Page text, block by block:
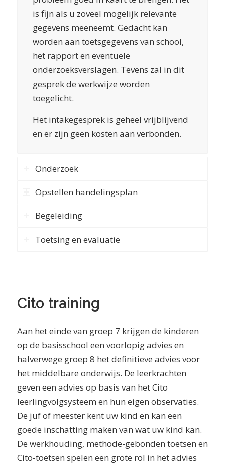
is fijn als u zoveel mogelijk relevante
gegevens meeneemt. Gedacht kan
worden aan toetsgegevens van school,
het rapport en eventuele
onderzoeksverslagen. Tevens zal in dit
gesprek de werkwijze worden
toegelicht.
Het intakegesprek is geheel vrijblijvend
en er zijn geen kosten aan verbonden.
Onderzoek
Opstellen handelingsplan
Begeleiding
Toetsing en evaluatie
Cito training
Aan het einde van groep 7 krijgen de kinderen
op de basisschool een voorlopig advies en
halverwege groep 8 het definitieve advies voor
het middelbare onderwijs. De leerkrachten
geven een advies op basis van het Cito
leerlingvolgsysteem en hun eigen observaties.
De juf of meester kent uw kind en kan een
goede inschatting maken van wat uw kind kan.
De werkhouding, methode-gebonden toetsen en
Cito-toetsen spelen een grote rol in het advies